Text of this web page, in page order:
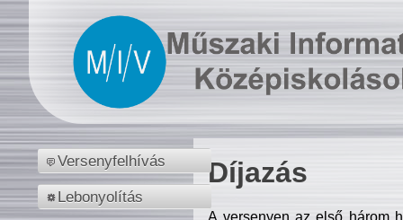
Versenyfelhívás
Lebonyolítás
Díjazás
A versenyen az első három